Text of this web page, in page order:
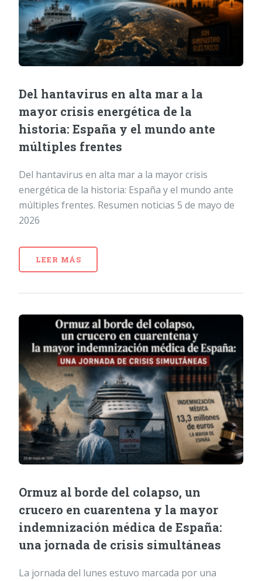
Del hantavirus en alta mar a la
mayor crisis energética de la
historia: España y el mundo ante
múltiples frentes
Del hantavirus en alta mar a la mayor crisis
energética de la historia: España y el mundo ante
múltiples frentes. Resumen noticias 5 de mayo de
2026
LEER MÁS
Ormuz al borde del colapso, un
crucero en cuarentena y la mayor
indemnización médica de España:
una jornada de crisis simultáneas
La jornada del lunes estuvo marcada por una